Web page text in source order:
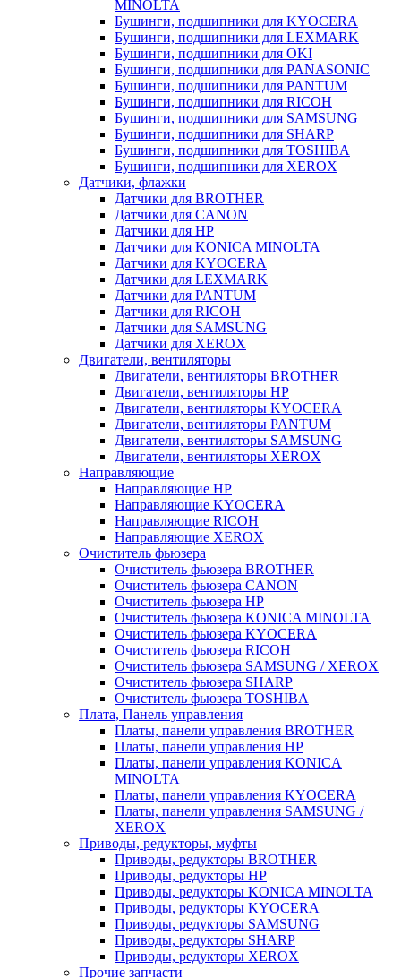
MINOLTA
Бушинги, подшипники для KYOCERA
Бушинги, подшипники для LEXMARK
Бушинги, подшипники для OKI
Бушинги, подшипники для PANASONIC
Бушинги, подшипники для PANTUM
Бушинги, подшипники для RICOH
Бушинги, подшипники для SAMSUNG
Бушинги, подшипники для SHARP
Бушинги, подшипники для TOSHIBA
Бушинги, подшипники для XEROX
Датчики, флажки
Датчики для BROTHER
Датчики для CANON
Датчики для HP
Датчики для KONICA MINOLTA
Датчики для KYOCERA
Датчики для LEXMARK
Датчики для PANTUM
Датчики для RICOH
Датчики для SAMSUNG
Датчики для XEROX
Двигатели, вентиляторы
Двигатели, вентиляторы BROTHER
Двигатели, вентиляторы HP
Двигатели, вентиляторы KYOCERA
Двигатели, вентиляторы PANTUM
Двигатели, вентиляторы SAMSUNG
Двигатели, вентиляторы XEROX
Направляющие
Направляющие HP
Направляющие KYOCERA
Направляющие RICOH
Направляющие XEROX
Очиститель фьюзера
Очиститель фьюзера BROTHER
Очиститель фьюзера CANON
Очиститель фьюзера HP
Очиститель фьюзера KONICA MINOLTA
Очиститель фьюзера KYOCERA
Очиститель фьюзера RICOH
Очиститель фьюзера SAMSUNG / XEROX
Очиститель фьюзера SHARP
Очиститель фьюзера TOSHIBA
Плата, Панель управления
Платы, панели управления BROTHER
Платы, панели управления HP
Платы, панели управления KONICA
MINOLTA
Платы, панели управления KYOCERA
Платы, панели управления SAMSUNG /
XEROX
Приводы, редукторы, муфты
Приводы, редукторы BROTHER
Приводы, редукторы HP
Приводы, редукторы KONICA MINOLTA
Приводы, редукторы KYOCERA
Приводы, редукторы SAMSUNG
Приводы, редукторы SHARP
Приводы, редукторы XEROX
Прочие запчасти